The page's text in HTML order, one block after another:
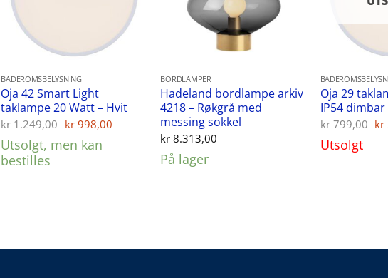
BADEROMSBELYSNING
Oja 42 Smart Light
taklampe 20 Watt – Hvit
kr1.249,00 Opprinnelig
var:
kr998,00Nåværende
kr 998,00.
Utsolgt, men kan
bestilles
BORDLAMPER
Hadeland bordlampe arkiv
4218 – Røkgrå med
messing sokkel
kr 8.313,00
På lager
Oja 29
IP54
kr799,00 kr
Utsolgt